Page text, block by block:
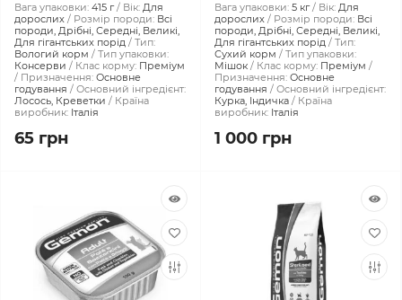
Вага упаковки: 415 г Вік: Для
дорослих
Розмір породи: Всі
породи, Дрібні, Середні, Великі,
Для гігантських порід
Тип:
Вологий корм
Тип упаковки:
Консерви
Клас корму: Преміум
Призначення: Основне
годування
Основний інгредієнт:
Лосось, Креветки
Країна
виробник: Італія
65 грн
Вага упаковки: 5 кг Вік: Для
дорослих
Розмір породи: Всі
породи, Дрібні, Середні, Великі,
Для гігантських порід
Тип:
Сухий корм
Тип упаковки:
Мішок
Клас корму: Преміум
Призначення: Основне
годування
Основний інгредієнт:
Курка, Індичка
Країна
виробник: Італія
1 000 грн